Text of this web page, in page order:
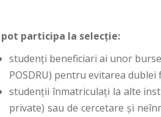
pot participa la selecţie:
studenţi beneficiari ai unor
POSDRU) pentru evitarea
studenţii înmatriculaţi la alte
private) sau de cercetare şi